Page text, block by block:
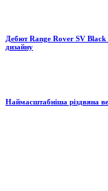
Дебют Range Rover SV
дизайну
Наймасштабніша різдвяна